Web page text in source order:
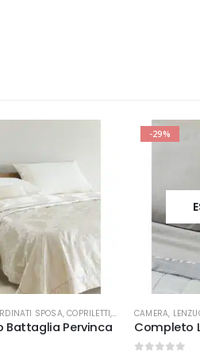
SPOSA,COPRILETTI, WEDDING
Pervinca
-29%
CAMERA,